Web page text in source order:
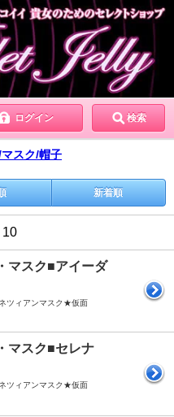
ログイン 検索
スク/帽子
新着順
10
マスク■アイーダ
ツィアンマスク★仮面
マスク■セレナ
ツィアンマスク★仮面